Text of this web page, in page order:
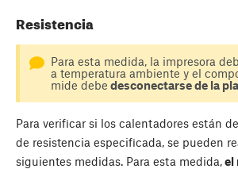
Resistencia
Para esta medida, la impresora
a temperatura ambiente y el
mide debe desconectarse de la
Para verificar si los calentadores están
de resistencia especificada, se pueden
siguientes medidas. Para esta medida,el